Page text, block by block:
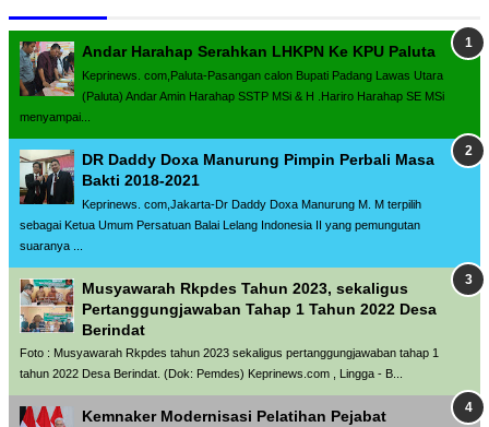
Andar Harahap Serahkan LHKPN Ke KPU Paluta
Keprinews. com,Paluta-Pasangan calon Bupati Padang Lawas Utara
(Paluta) Andar Amin Harahap SSTP MSi & H .Hariro Harahap SE MSi
menyampai...
DR Daddy Doxa Manurung Pimpin Perbali Masa
Bakti 2018-2021
Keprinews. com,Jakarta-Dr Daddy Doxa Manurung M. M terpilih
sebagai Ketua Umum Persatuan Balai Lelang Indonesia II yang pemungutan
suaranya ...
Musyawarah Rkpdes Tahun 2023, sekaligus
Pertanggungjawaban Tahap 1 Tahun 2022 Desa
Berindat
Foto : Musyawarah Rkpdes tahun 2023 sekaligus pertanggungjawaban tahap 1
tahun 2022 Desa Berindat. (Dok: Pemdes) Keprinews.com , Lingga - B...
Kemnaker Modernisasi Pelatihan Pejabat